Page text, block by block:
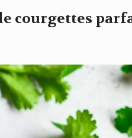
courgettes